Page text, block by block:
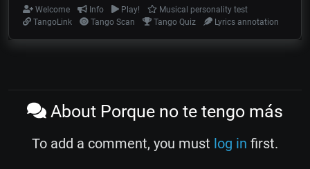
Welcome Info Play!
Musical personality test
TangoLink
Tango Scan Tango Quiz Lyrics annotation
About Porque no te tengo más
To add a comment, you must log in first.